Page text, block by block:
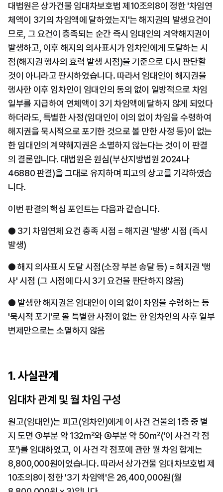
대법원은 상가건물 임대차보호법 제10조의8이 정한 '차임연
체액이 3기의 차임액에 달하였는지'는 해지권의 발생요건이
므로, 그 요건이 충족되는 순간 즉시 임대인의 계약해지권이
발생하고, 이후 해지의 의사표시가 임차인에게 도달하는 시
점(해지권 행사의 효력 발생 시점)을 기준으로 다시 판단할
것이 아니라고 판시하였습니다. 따라서 임대인이 해지권을
행사한 이후 임차인이 임대인의 동의 없이 일방적으로 차임
일부를 지급하여 연체액이 3기 차임액에 달하지 않게 되었다
하더라도, 특별한 사정(임대인이 이의 없이 차임을 수령하여
해지권을 묵시적으로 포기한 것으로 볼 만한 사정 등)이 없는
한 임대인의 계약해지권은 소멸하지 않는다는 것이 이 판결
의 결론입니다. 대법원은 원심(부산지방법원 2024나
46880 판결)을 그대로 유지하며 피고의 상고를 기각하였습
니다.
이번 판결의 핵심 포인트는 다음과 같습니다.
● 3기 차임연체 요건 충족 시점 = 해지권 '발생' 시점 (즉시
발생)
● 해지 의사표시 도달 시점(소장 부본 송달 등) = 해지권 '행
사' 시점 (그 시점에 다시 3기 요건을 판단하지 않음)
● 발생한 해지권은 임대인이 이의 없이 차임을 수령하는 등
'묵시적 포기'로 볼 특별한 사정이 없는 한 임차인의 사후 일부
변제만으로는 소멸하지 않음
1. 사실관계
임대차 관계 및 월 차임 구성
원고(임대인)는 피고(임차인)에게 이 사건 건물의 1층 중 별
지 도면 ①부분 약 132㎡와 ③부분 약 50㎡('이 사건 각 점
포')를 임대하였고, 이 사건 각 점포에 관한 월 차임 합계는
8,800,000원이었습니다. 따라서 상가건물 임대차보호법 제
10조의8이 정한 '3기 차임액'은 26,400,000원(월